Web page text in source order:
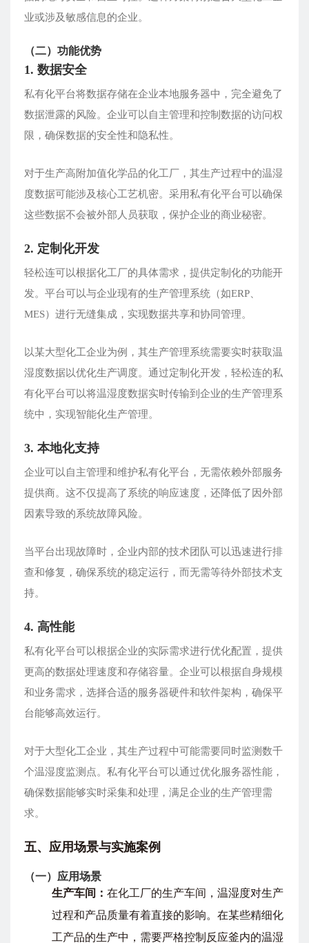
业或涉及敏感信息的企业。
（二）功能优势
1. 数据安全
私有化平台将数据存储在企业本地服务器中，完全避免了
数据泄露的风险。企业可以自主管理和控制数据的访问权
限，确保数据的安全性和隐私性。
对于生产高附加值化学品的化工厂，其生产过程中的温湿
度数据可能涉及核心工艺机密。采用私有化平台可以确保
这些数据不会被外部人员获取，保护企业的商业秘密。
2. 定制化开发
轻松连可以根据化工厂的具体需求，提供定制化的功能开
发。平台可以与企业现有的生产管理系统（如ERP、
MES）进行无缝集成，实现数据共享和协同管理。
以某大型化工企业为例，其生产管理系统需要实时获取温
湿度数据以优化生产调度。通过定制化开发，轻松连的私
有化平台可以将温湿度数据实时传输到企业的生产管理系
统中，实现智能化生产管理。
3. 本地化支持
企业可以自主管理和维护私有化平台，无需依赖外部服务
提供商。这不仅提高了系统的响应速度，还降低了因外部
因素导致的系统故障风险。
当平台出现故障时，企业内部的技术团队可以迅速进行排
查和修复，确保系统的稳定运行，而无需等待外部技术支
持。
4. 高性能
私有化平台可以根据企业的实际需求进行优化配置，提供
更高的数据处理速度和存储容量。企业可以根据自身规模
和业务需求，选择合适的服务器硬件和软件架构，确保平
台能够高效运行。
对于大型化工企业，其生产过程中可能需要同时监测数千
个温湿度监测点。私有化平台可以通过优化服务器性能，
确保数据能够实时采集和处理，满足企业的生产管理需
求。
五、应用场景与实施案例
（一）应用场景
生产车间： 在化工厂的生产车间，温湿度对生产
过程和产品质量有着直接的影响。在某些精细化
工产品的生产中，需要严格控制反应釜内的温湿